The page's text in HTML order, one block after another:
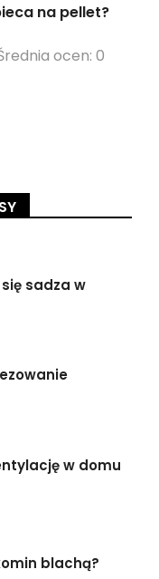
na pellet?
ocen: 0
sadza w
w domu
blachą?